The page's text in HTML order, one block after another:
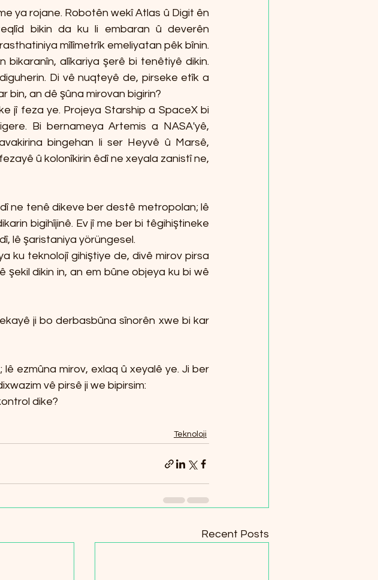
ya rojane. Robotên wekî Atlas û Digit ên
bikin da ku li embaran û deverên
mîlîmetrîk emeliyatan pêk bînin.
bikaranîn, alîkariya şerê bi tenêtiyê dikin.
Di vê nuqteyê de, pirseke etîk a
bin, an dê şûna mirovan bigirin?
jî feza ye. Projeya Starship a SpaceX bi
Bi bernameya Artemis a NASA'yê,
bingehan li ser Heyvê û Marsê,
û kolonîkirin êdî ne xeyala zanistî ne,
ne tenê dikeve ber destê metropolan; lê
bigihîjinê. Ev jî me ber bi têgihiştineke
lê şaristaniya yörüngesel.
ku teknolojî gihiştiye de, divê mirov pirsa
şekil dikin in, an em bûne objeya ku bi wê
ji bo derbasbûna sînorên xwe bi kar
ezmûna mirov, exlaq û xeyalê ye. Ji ber
vê pirsê ji we bipirsim:
dike?
Teknoloji
Recent Posts